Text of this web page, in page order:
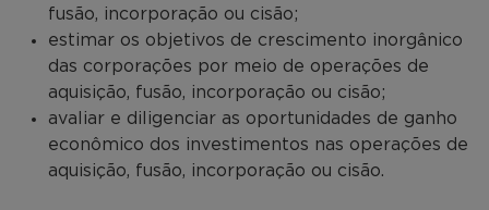
fusão, incorporação ou cisão;
estimar os objetivos de crescimento inorgânico
das corporações por meio de operações de
aquisição, fusão, incorporação ou cisão;
avaliar e diligenciar as oportunidades de ganho
econômico dos investimentos nas operações de
aquisição, fusão, incorporação ou cisão.